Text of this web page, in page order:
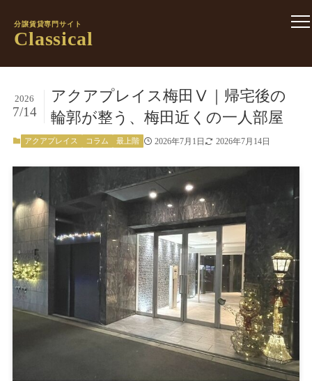
分譲賃貸専門サイト
Classical
アクアプレイス梅田Ⅴ｜帰宅後の
輪郭が整う、梅田近くの一人部屋
2026
7/14
アクアプレイス コラム 最上階 2026年7月1日 2026年7月14日